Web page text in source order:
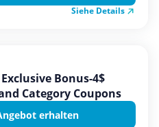
Siehe Details
Bonus-4$
Category Coupons
erhalten